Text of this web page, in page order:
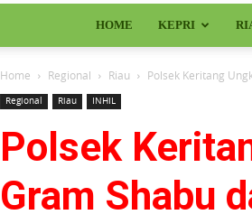
HOME KEPRI
Home Regional Riau Polsek Keritang
Regional Riau INHIL
Polsek
Gram Shabu